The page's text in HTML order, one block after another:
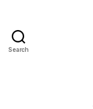
Search